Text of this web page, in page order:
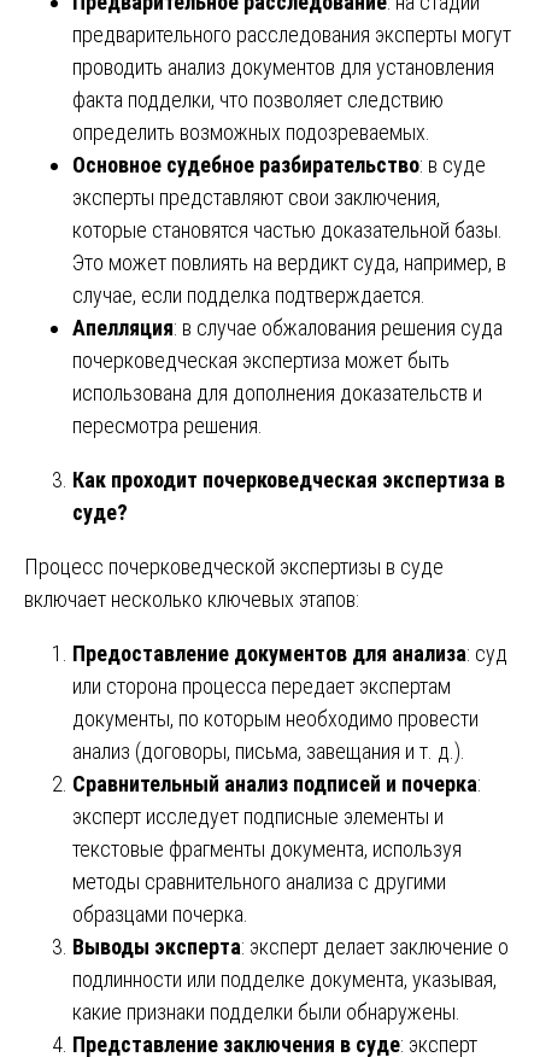
предварительного расследования эксперты могут
проводить анализ документов для установления
факта подделки, что позволяет следствию
определить возможных подозреваемых.
Основное судебное разбирательство: в суде
эксперты представляют свои заключения,
которые становятся частью доказательной базы.
Это может повлиять на вердикт суда, например, в
случае, если подделка подтверждается.
Апелляция: в случае обжалования решения суда
почерковедческая экспертиза может быть
использована для дополнения доказательств и
пересмотра решения.
Как проходит почерковедческая экспертиза в
суде?
Процесс почерковедческой экспертизы в суде
включает несколько ключевых этапов:
Предоставление документов для анализа: суд
или сторона процесса передает экспертам
документы, по которым необходимо провести
анализ (договоры, письма, завещания и т. д.).
Сравнительный анализ подписей и почерка:
эксперт исследует подписные элементы и
текстовые фрагменты документа, используя
методы сравнительного анализа с другими
образцами почерка.
Выводы эксперта: эксперт делает заключение о
подлинности или подделке документа, указывая,
какие признаки подделки были обнаружены.
Представление заключения в суде: эксперт